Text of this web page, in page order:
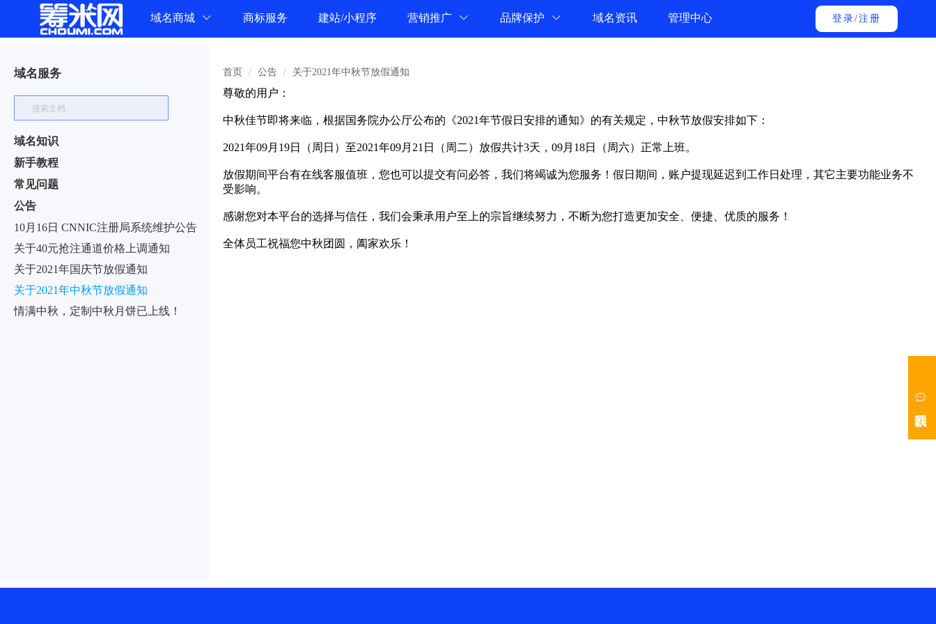
域名商城 商标服务 建站/小程序 营销推广 品牌保护 域名资讯 管理中心 登录/注册
域名服务
域名知识
新手教程
常见问题
公告
10月16日 CNNIC注册局系统维护公告
关于40元抢注通道价格上调通知
关于2021年国庆节放假通知
关于2021年中秋节放假通知
情满中秋，定制中秋月饼已上线！
首页 / 公告 / 关于2021年中秋节放假通知
尊敬的用户：
中秋佳节即将来临，根据国务院办公厅公布的《2021年节假日安排的通知》的有关规定，中秋节放假安排如下：
2021年09月19日（周日）至2021年09月21日（周二）放假共计3天，09月18日（周六）正常上班。
放假期间平台有在线客服值班，您也可以提交有问必答，我们将竭诚为您服务！假日期间，账户提现延迟到工作日处理，其它主要功能业务不
受影响。
感谢您对本平台的选择与信任，我们会秉承用户至上的宗旨继续努力，不断为您打造更加安全、便捷、优质的服务！
全体员工祝福您中秋团圆，阖家欢乐！